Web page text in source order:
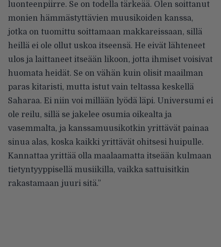
luonteenpiirre. Se on todella tärkeää. Olen soittanut
monien hämmästyttävien muusikoiden kanssa,
jotka on tuomittu soittamaan makkareissaan, sillä
heillä ei ole ollut uskoa itseensä. He eivät lähteneet
ulos ja laittaneet itseään likoon, jotta ihmiset voisivat
huomata heidät. Se on vähän kuin olisit maailman
paras kitaristi, mutta istut vain teltassa keskellä
Saharaa. Ei niin voi millään lyödä läpi. Universumi ei
ole reilu, sillä se jakelee osumia oikealta ja
vasemmalta, ja kanssamuusikotkin yrittävät painaa
sinua alas, koska kaikki yrittävät ohitsesi huipulle.
Kannattaa yrittää olla maalaamatta itseään kulmaan
tietyntyyppisellä musiikilla, vaikka sattuisitkin
rakastamaan juuri sitä.”